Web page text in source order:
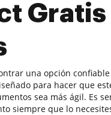
Gratis
una opción
para hacer que
sea más ágil. Es
siempre que lo